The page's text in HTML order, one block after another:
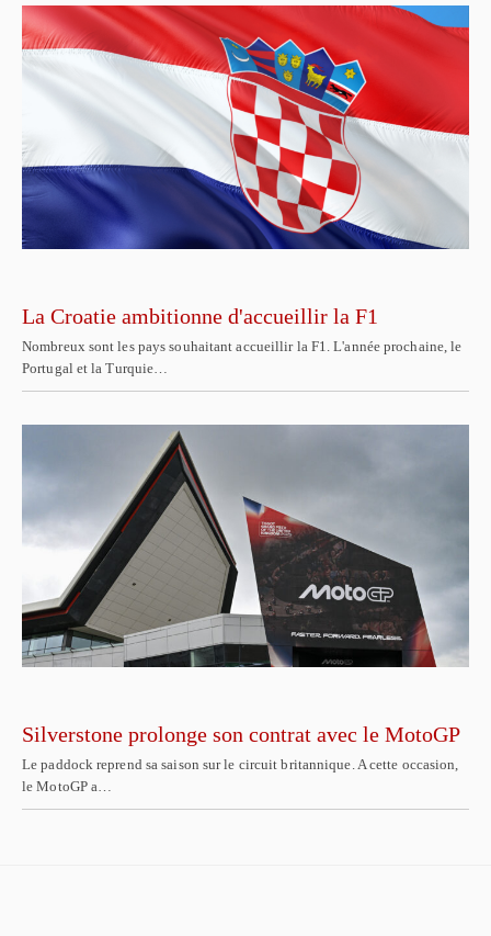
La Croatie ambitionne d'accueillir la F1
Nombreux sont les pays souhaitant accueillir la F1. L'année prochaine, le
Portugal et la Turquie…
Silverstone prolonge son contrat avec le MotoGP
Le paddock reprend sa saison sur le circuit britannique. A cette occasion,
le MotoGP a…